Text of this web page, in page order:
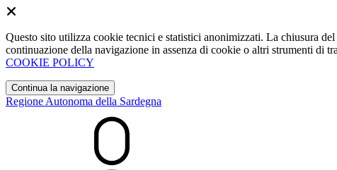
Questo sito utilizza cookie tecnici e statistici anonimizzati. La chiusura
continuazione della navigazione in assenza di cookie o altri strumenti di
COOKIE POLICY
Continua la navigazione
Regione Autonoma della Sardegna